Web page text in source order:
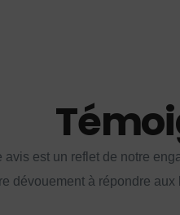
avis est un reflet de notre
dévouement à répondre